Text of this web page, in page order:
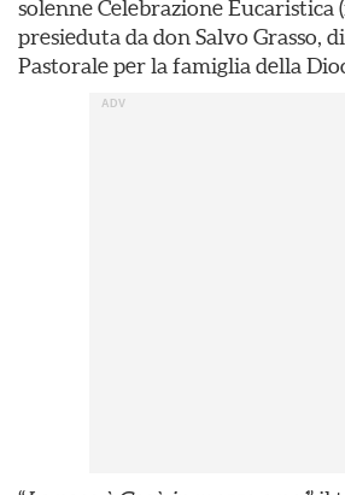
solenne Celebrazione Eucaristica
presieduta da don Salvo Grasso,
Pastorale per la famiglia della